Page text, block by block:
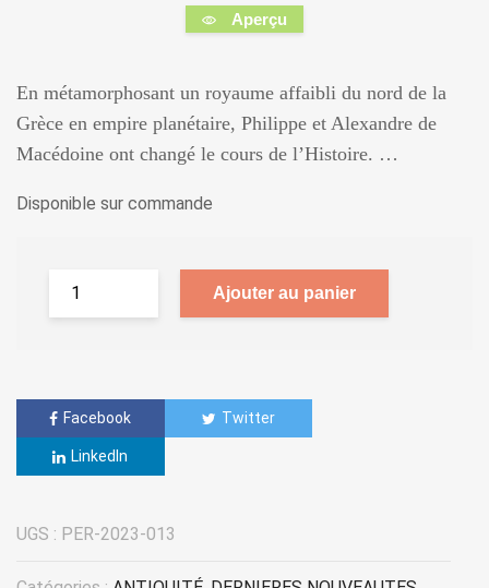
Aperçu
En métamorphosant un royaume affaibli du nord de la
Grèce en empire planétaire, Philippe et Alexandre de
Macédoine ont changé le cours de l’Histoire. …
Disponible sur commande
Ajouter au panier
Facebook Twitter
LinkedIn
UGS : PER-2023-013